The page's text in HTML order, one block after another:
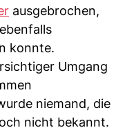
ausgebrochen,
konnte.
Umgang
niemand, die
nicht bekannt.